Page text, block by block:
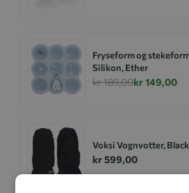
Fryseform og
Silikon, Ether
kr 189,00kr 149,00
Voksi Vognvotter, Black
kr 599,00